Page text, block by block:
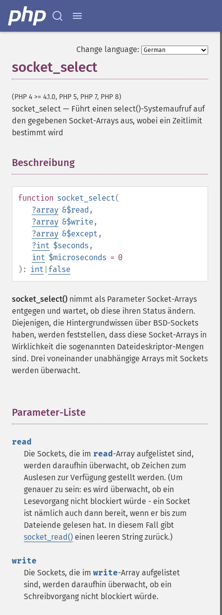
Change language:
socket_select
(PHP 4 >= 4.1.0, PHP 5, PHP 7, PHP 8)
socket_select — Führt einen select()-Systemaufruf auf
den gegebenen Socket-Arrays aus, wobei ein Zeitlimit
bestimmt wird
Beschreibung
function socket_select(
?array &$read ,
?array &$write,
?array &$except ,
?int $seconds ,
int $microseconds = 0
):
int false
socket_select() nimmt als Parameter Socket-Arrays
entgegen und wartet, ob diese ihren Status ändern.
Diejenigen, die Hintergrundwissen über BSD-Sockets
haben, werden feststellen, dass diese Socket-Arrays in
Wirklichkeit die sogenannten Dateideskriptor-Mengen
sind. Drei voneinander unabhängige Arrays mit Sockets
werden überwacht.
Parameter-Liste
read
Die Sockets, die im read-Array aufgelistet sind,
werden daraufhin überwacht, ob Zeichen zum
Auslesen zur Verfügung gestellt werden. (Um
genauer zu sein: es wird überwacht, ob ein
Lesevorgang nicht blockiert würde - ein Socket
ist nämlich auch dann bereit, wenn er bis zum
Dateiende gelesen hat. In diesem Fall gibt
socket_read() einen leeren String zurück.)
write
Die Sockets, die im write-Array aufgelistet
sind, werden daraufhin überwacht, ob ein
Schreibvorgang nicht blockiert würde.